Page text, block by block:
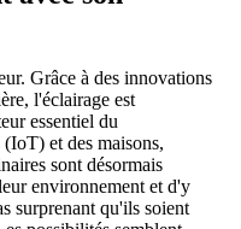
Grâce à des innovations
l'éclairage est
essentiel du
et des maisons,
sont désormais
environnement et d'y
surprenant qu'ils soient